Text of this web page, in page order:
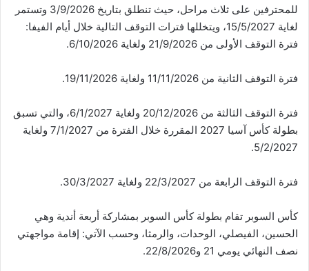
للمحترفين على ثلاث مراحل، حيث تنطلق بتاريخ 3/9/2026 وتستمر
لغاية 15/5/2027، ويتخللها فترات التوقف التالية خلال أيام الفيفا:
فترة التوقف الأولى من 21/9/2026 ولغاية 6/10/2026.
فترة التوقف الثانية من 11/11/2026 ولغاية 19/11/2026.
فترة التوقف الثالثة من 20/12/2026 ولغاية 6/1/2027، والتي تسبق
بطولة كأس آسيا 2027 المقررة خلال الفترة من 7/1/2027 ولغاية
5/2/2027.
فترة التوقف الرابعة من 22/3/2027 ولغاية 30/3/2027.
كأس السوبر تقام بطولة كأس السوبر بمشاركة أربعة أندية وهي
الحسين، الفيصلي، الوحدات، والرمثا، وحسب الآتي: إقامة مواجهتي
نصف النهائي يومي 21 و22/8/2026.